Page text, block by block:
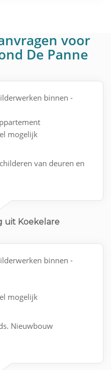
voor
De Panne
binnen -
mogelijk
van deuren en
uit Koekelare
binnen -
mogelijk
Nieuwbouw